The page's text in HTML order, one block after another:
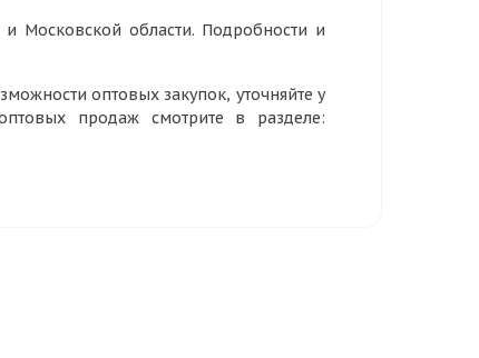
Московской области. Подробности и
оптовых закупок, уточняйте у
продаж смотрите в разделе: